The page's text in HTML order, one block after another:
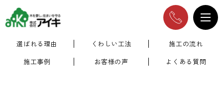
選ばれる理由 くわしい工法
施工の流れ
施工事例
お客様の声 よくある質問